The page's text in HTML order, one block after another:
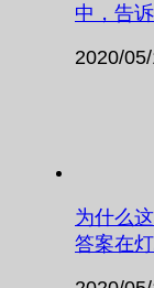
中，告
2020/
为什么
答案在